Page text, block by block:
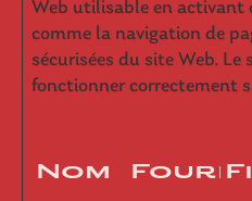
Web utilisable en activant
comme la navigation de
sécurisées du site Web. Le
fonctionner correctement
Nom